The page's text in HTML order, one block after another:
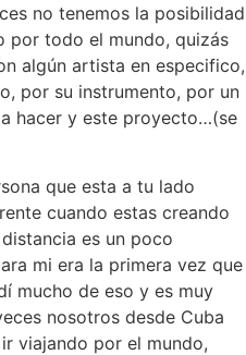
no tenemos la posibilidad
por todo el mundo, quizás
algún artista en especifico,
por su instrumento, por un
hacer y este proyecto…(se
que esta a tu lado
cuando estas creando
es un poco
mi era la primera vez que
mucho de eso y es muy
nosotros desde Cuba
viajando por el mundo,